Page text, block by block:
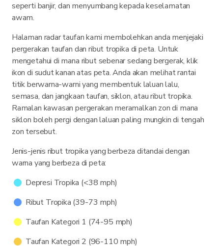
seperti banjir, dan menyumbang kepada keselamatan
awam.
Halaman radar taufan kami membolehkan anda menjejaki
pergerakan taufan dan ribut tropika di peta. Untuk
mengetahui di mana ribut sebenar sedang bergerak, klik
ikon di sudut kanan atas peta. Anda akan melihat rantai
titik berwarna-warni yang membentuk laluan lalu,
semasa, dan jangkaan taufan, siklon, atau ribut tropika.
Ramalan kawasan pergerakan meramalkan zon di mana
siklon boleh pergi dengan laluan paling mungkin di tengah
zon tersebut.
Jenis-jenis ribut tropika yang berbeza ditandai dengan
warna yang berbeza di peta:
Depresi Tropika (<38 mph)
Ribut Tropika (39-73 mph)
Taufan Kategori 1 (74-95 mph)
Taufan Kategori 2 (96-110 mph)